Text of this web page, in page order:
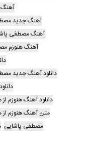
آهنگ جدید
آهنگ مصطفی
آهنگ هنوزم
دانلود آهنگ جدید
دانلود آهنگ هنوزم
متن آهنگ هنوزم
مصطفی پاشایی